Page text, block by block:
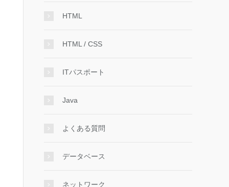
HTML
HTML / CSS
ITパスポート
Java
よくある質問
データベース
ネットワーク